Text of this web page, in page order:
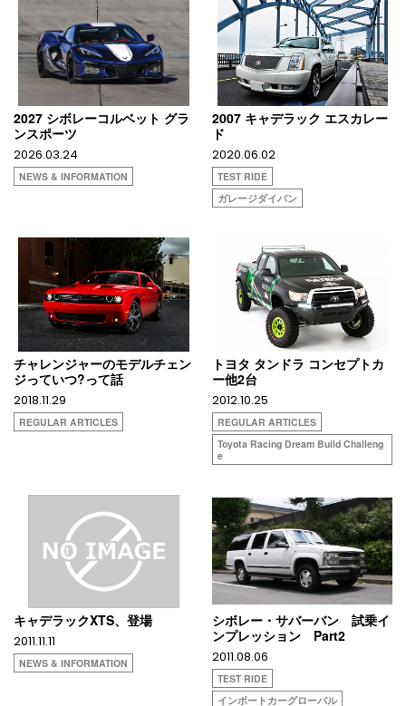
2027 シボレーコルベット グラ
ンスポーツ
2026.03.24
NEWS & INFORMATION
2007 キャデラック エスカレー
ド
2020.06.02
TEST RIDE
ガレージダイバン
チャレンジャーのモデルチェン
ジっていつ?って話
2018.11.29
REGULAR ARTICLES
トヨタ タンドラ コンセプトカ
ー他2台
2012.10.25
REGULAR ARTICLES
Toyota Racing Dream Build Challeng
e
キャデラックXTS、登場
2011.11.11
NEWS & INFORMATION
シボレー・サバーバン 試乗イ
ンプレッション Part2
2011.08.06
TEST RIDE
インポートカーグローバル